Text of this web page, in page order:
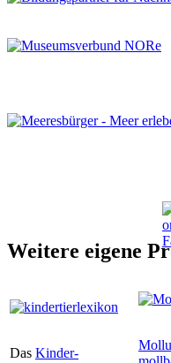
Weitere eigene
Das Kinder-